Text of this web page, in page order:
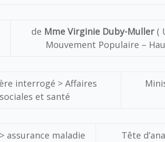
de Mme Virginie Duby-Muller(
Mouvement Populaire –
interrogé > Affaires
sociales et santé
assurance maladie
Tête